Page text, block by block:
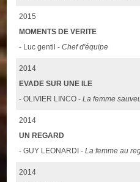
2015
MOMENTS DE VERITE
- Luc gentil -Chef d'équipe
2014
EVADE SUR UNE ILE
- OLIVIER LINCO -La femme
2014
UN REGARD
- GUY LEONARDI -La femme au
2014